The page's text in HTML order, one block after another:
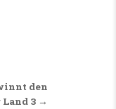
den
3 →